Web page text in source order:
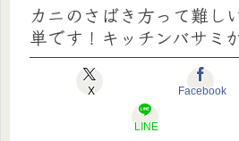
カニのさばき方って難し
単です！キッチンバサミ
X Facebook
LINE